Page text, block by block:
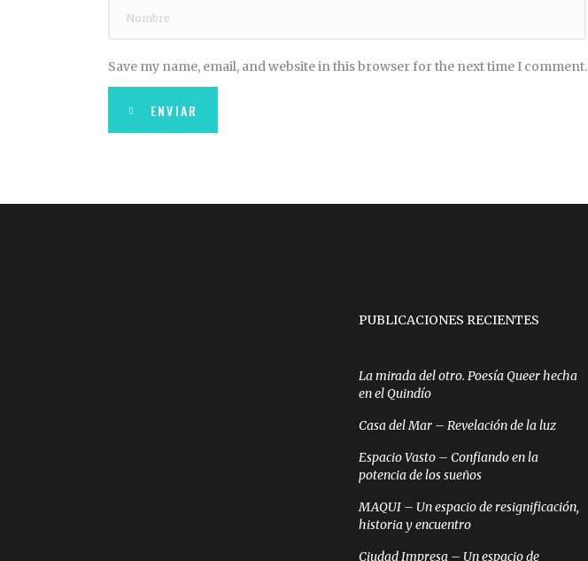
Save my name, email, and website in this browser for the next time I comment.
ENVIAR
PUBLICACIONES RECIENTES
La mirada del otro. Poesía Queer hecha
en el Quindío
Casa del Mar – Revelación de la luz
Espacio Vasto – Confiando en la
potencia de los sueños
MAQUI – Un espacio de resignificación,
historia y encuentro
Ciudad Impresa – Un espacio de